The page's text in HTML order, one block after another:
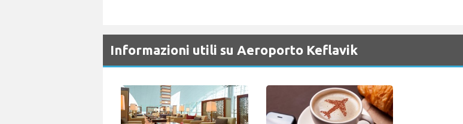
Informazioni utili su Aeroporto Keflavik